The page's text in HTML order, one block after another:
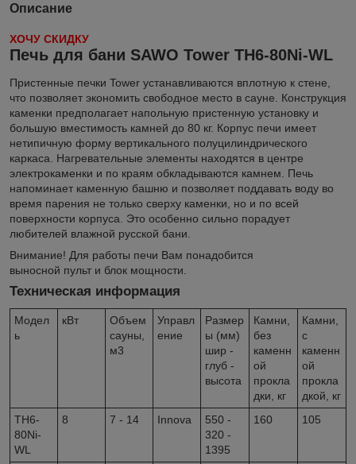
Описание
ХОЧУ СКИДКУ
Печь для бани SAWO Tower TH6-80Ni-WL
Пристенные печки Tower устанавливаются вплотную к стене,
что позволяет экономить свободное место в сауне. Конструкция
каменки предполагает напольную пристенную установку и
большую вместимость камней до 80 кг. Корпус печи имеет
нетипичную форму вертикального полуцилиндрического
каркаса. Нагревательные элементы находятся в центре
электрокаменки и по краям обкладываются камнем. Печь
напоминает каменную башню и позволяет поддавать воду во
время парения не только сверху каменки, но и по всей
поверхности корпуса. Это особенно сильно порадует
любителей влажной русской бани.
Внимание! Для работы печи Вам понадобится
выносной пульт и блок мощности.
Техническая информация
Модел
ь
кВт
Объем
сауны,
м3
Управл
ение
Размер
ы (мм)
шир -
глуб -
высота
Камни,
без
каменн
ой
прокла
дки, кг
Камни,
с
каменн
ой
прокла
дкой, кг
TH6-
80Ni-
WL
8 7 - 14 Innova
550 -
320 -
1395
160 105